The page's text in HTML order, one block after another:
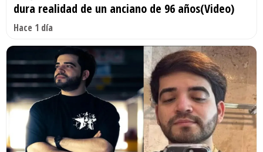
dura realidad de un anciano de 96 años(Video)
Hace 1 día